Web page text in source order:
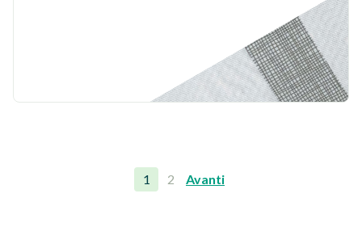
1 2 Avanti